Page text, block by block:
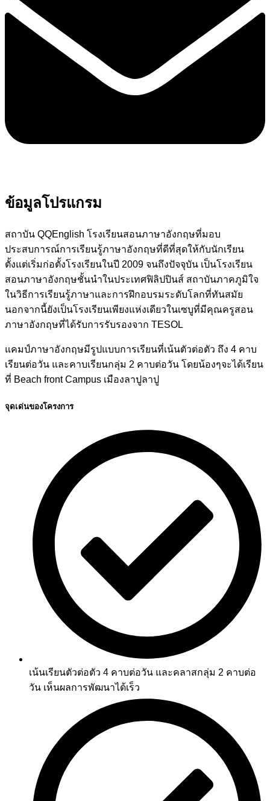
ข้อมูลโปรแกรม
สถาบัน QQEnglish โรงเรียนสอนภาษาอังกฤษที่มอบ
ประสบการณ์การเรียนรู้ภาษาอังกฤษที่ดีที่สุดให้กับนักเรียน
ตั้งแต่เริ่มก่อตั้งโรงเรียนในปี 2009 จนถึงปัจจุบัน เป็นโรงเรียน
สอนภาษาอังกฤษชั้นนำในประเทศฟิลิปปินส์ สถาบันภาคภูมิใจ
ในวิธีการเรียนรู้ภาษาและการฝึกอบรมระดับโลกที่ทันสมัย
นอกจากนี้ยังเป็นโรงเรียนเพียงแห่งเดียวในเซบูที่มีคุณครูสอน
ภาษาอังกฤษที่ได้รับการรับรองจาก TESOL
แคมป์ภาษาอังกฤษมีรูปแบบการเรียนที่เน้นตัวต่อตัว ถึง 4 คาบ
เรียนต่อวัน และคาบเรียนกลุ่ม 2 คาบต่อวัน โดยน้องๆจะได้เรียน
ที่ Beach front Campus เมืองลาปูลาปู
จุดเด่นของโครงการ
เน้นเรียนตัวต่อตัว 4 คาบต่อวัน และคลาสกลุ่ม 2 คาบต่อ
วัน เห็นผลการพัฒนาได้เร็ว